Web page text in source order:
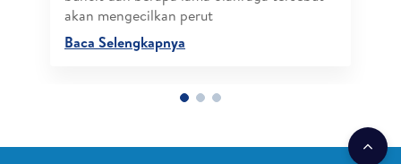
akan mengecilkan perut
Baca Selengkapnya